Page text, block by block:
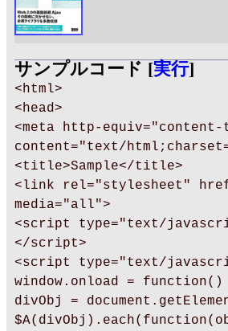
サンプルコード [実行]
<html>
<head>
<meta http-equiv="content-
content="text/
<title>Sample</title>
<link rel="stylesheet"
media="all">
<script type="text/
</script>
<script type="text/
window.onload =
divObj =